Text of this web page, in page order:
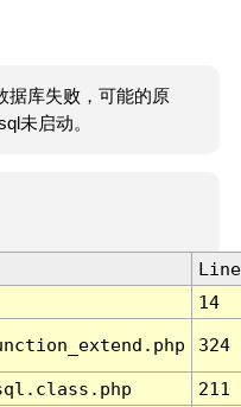
据库失败，可能的原
未启动。
Line
14
324
211